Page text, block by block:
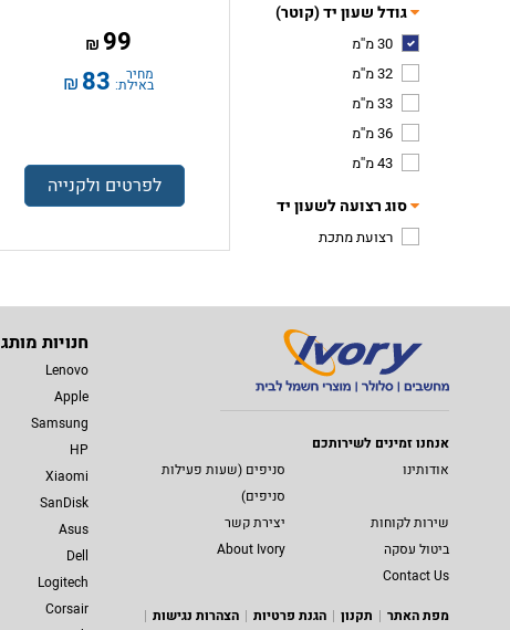
גודל שעון יד (קוטר)
30 מ''מ
32 מ''מ
33 מ''מ
36 מ''מ
43 מ''מ
סוג רצועה לשעון יד
רצועת מתכת
99
₪
מחיר
באילת: 83
₪
לפרטים ולקנייה
אנחנו זמינים לשירותכם
אודותינו
סניפים (שעות פעילות
סניפים)
שירות לקוחות
יצירת קשר
ביטול עסקה
About Ivory
Contact Us
מפת האתר
תקנון הגנת פרטיות הצהרות נגישות
חנויות מותג
Lenovo
Apple
Samsung
HP
Xiaomi
SanDisk
Asus
Dell
Logitech
Corsair